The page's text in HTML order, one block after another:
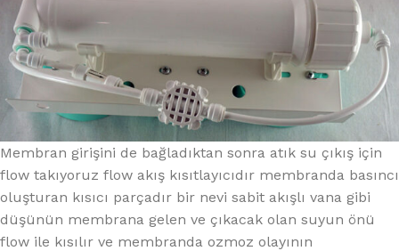
Membran girişini de bağladıktan sonra atık su çıkış için
flow takıyoruz flow akış kısıtlayıcıdır membranda basıncı
oluşturan kısıcı parçadır bir nevi sabit akışlı vana gibi
düşünün membrana gelen ve çıkacak olan suyun önü
flow ile kısılır ve membranda ozmoz olayının